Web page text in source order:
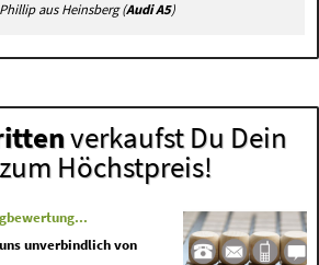
aus Heinsberg (Audi A5)
verkaufst Du Dein
Höchstpreis!
unverbindlich von